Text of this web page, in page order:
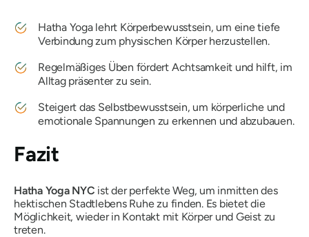
Hatha Yoga lehrt Körperbewusstsein, um eine tiefe
Verbindung zum physischen Körper herzustellen.
Regelmäßiges Üben fördert Achtsamkeit und hilft, im
Alltag präsenter zu sein.
Steigert das Selbstbewusstsein, um körperliche und
emotionale Spannungen zu erkennen und abzubauen.
Fazit
Hatha Yoga NYC ist der perfekte Weg, um inmitten des
hektischen Stadtlebens Ruhe zu finden. Es bietet die
Möglichkeit, wieder in Kontakt mit Körper und Geist zu
treten.